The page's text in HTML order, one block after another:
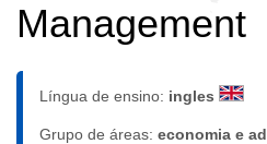
Management
Língua de ensino: ingles
Grupo de áreas: economia e